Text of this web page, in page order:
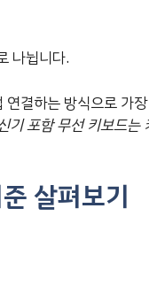
나뉩니다.
연결하는 방식으로 가
기 포함 무선 키보드는
살펴보기